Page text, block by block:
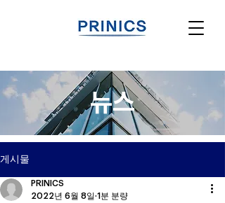
뉴스
게시물
PRINICS
2022년 6월 8일 1분 분량